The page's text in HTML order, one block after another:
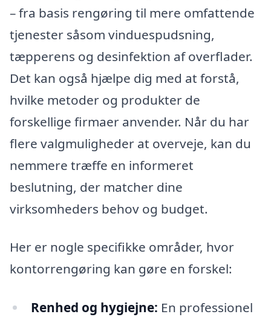
– fra basis rengøring til mere omfattende
tjenester såsom vinduespudsning,
tæpperens og desinfektion af overflader.
Det kan også hjælpe dig med at forstå,
hvilke metoder og produkter de
forskellige firmaer anvender. Når du har
flere valgmuligheder at overveje, kan du
nemmere træffe en informeret
beslutning, der matcher dine
virksomheders behov og budget.
Her er nogle specifikke områder, hvor
kontorrengøring kan gøre en forskel:
Renhed og hygiejne: En professionel